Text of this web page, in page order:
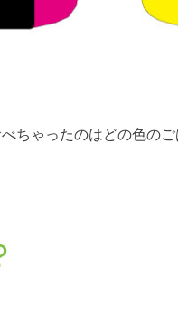
ちゃったのはどの色のご